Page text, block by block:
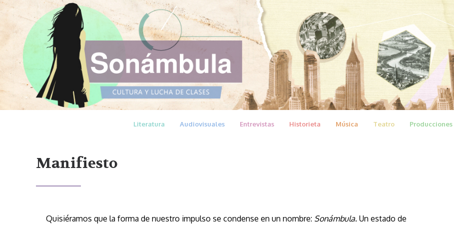
Literatura Audiovisuales Entrevistas Historieta Música Teatro Producciones
Manifiesto
Quisiéramos que la forma de nuestro impulso se condense en un nombre: Sonámbula. Un estado de